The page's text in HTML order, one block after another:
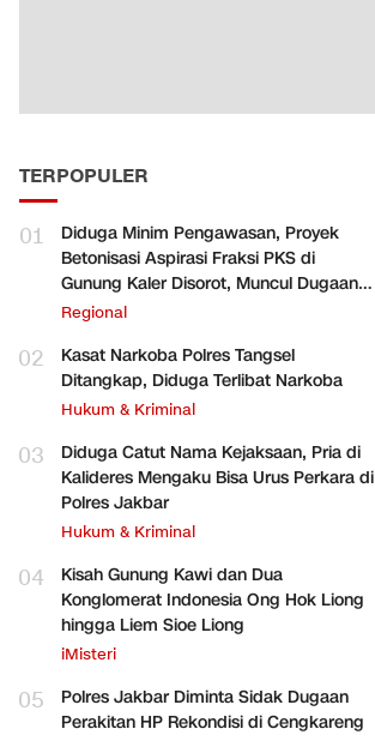
TERPOPULER
01
Diduga Minim Pengawasan, Proyek
Betonisasi Aspirasi Fraksi PKS di
Gunung Kaler Disorot, Muncul Dugaan
Pengurangan Volume
Regional
02
Kasat Narkoba Polres Tangsel
Ditangkap, Diduga Terlibat Narkoba
Hukum & Kriminal
03
Diduga Catut Nama Kejaksaan, Pria di
Kalideres Mengaku Bisa Urus Perkara di
Polres Jakbar
Hukum & Kriminal
04
Kisah Gunung Kawi dan Dua
Konglomerat Indonesia Ong Hok Liong
hingga Liem Sioe Liong
iMisteri
05
Polres Jakbar Diminta Sidak Dugaan
Perakitan HP Rekondisi di Cengkareng